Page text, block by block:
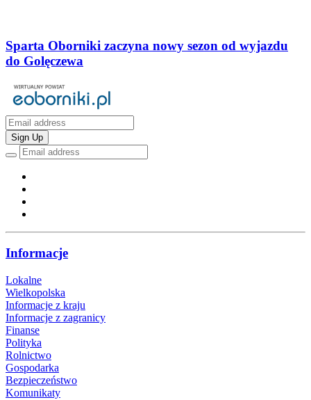
Sparta Oborniki zaczyna nowy sezon od wyjazdu
do Golęczewa
Sign Up
Informacje
Lokalne
Wielkopolska
Informacje z kraju
Informacje z zagranicy
Finanse
Polityka
Rolnictwo
Gospodarka
Bezpieczeństwo
Komunikaty